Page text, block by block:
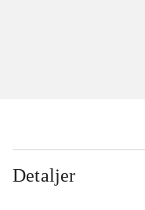
Detaljer